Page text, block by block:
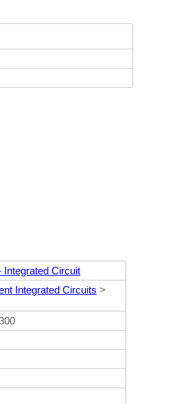
Integrated Circuit
Integrated Circuits >